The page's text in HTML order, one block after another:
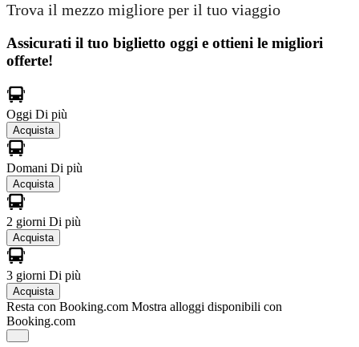
Trova il mezzo migliore per il tuo viaggio
Assicurati il ​​tuo biglietto oggi e ottieni le migliori
offerte!
Oggi Di più
Acquista
Domani Di più
Acquista
2 giorni Di più
Acquista
3 giorni Di più
Acquista
Resta con Booking.com Mostra alloggi disponibili con
Booking.com